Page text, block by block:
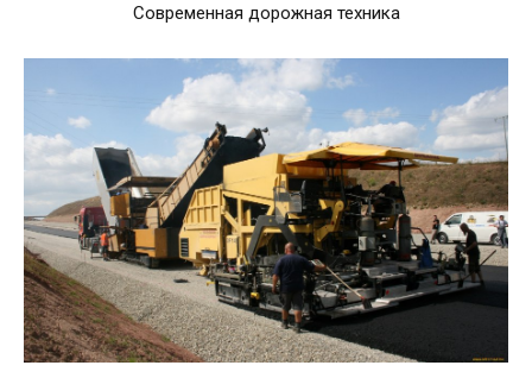
Современная дорожная техника